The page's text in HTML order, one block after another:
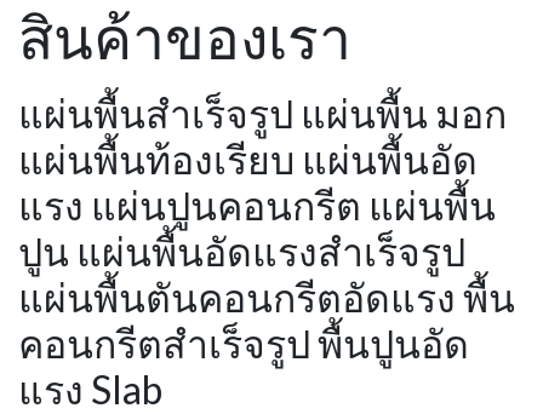
สินค้าของเรา
แผ่นพื้นสำเร็จรูป แผ่นพื้น มอก
แผ่นพื้นท้องเรียบ แผ่นพื้นอัด
แรง แผ่นปูนคอนกรีต แผ่นพื้น
ปูน แผ่นพื้นอัดแรงสำเร็จรูป
แผ่นพื้นตันคอนกรีตอัดแรง พื้น
คอนกรีตสำเร็จรูป พื้นปูนอัด
แรง Slab